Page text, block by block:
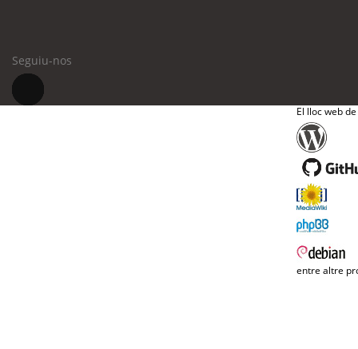
Seguiu-nos
El lloc web
entre altre